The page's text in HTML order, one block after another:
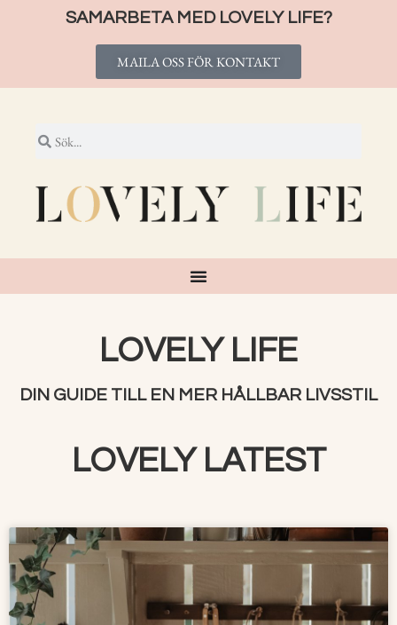
SAMARBETA MED LOVELY LIFE?
MAILA OSS FÖR KONTAKT
LOVELY LIFE
DIN GUIDE TILL EN MER HÅLLBAR LIVSSTIL
LOVELY LATEST